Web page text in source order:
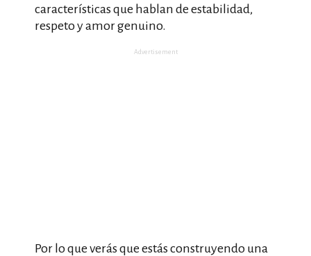
características que hablan de estabilidad,
respeto y amor genuino.
Advertisement
Por lo que verás que estás construyendo una